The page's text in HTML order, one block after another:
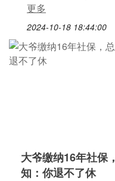
更多
2024-10-18 18:44:00
大爷缴纳16年社保
知：你退不了休